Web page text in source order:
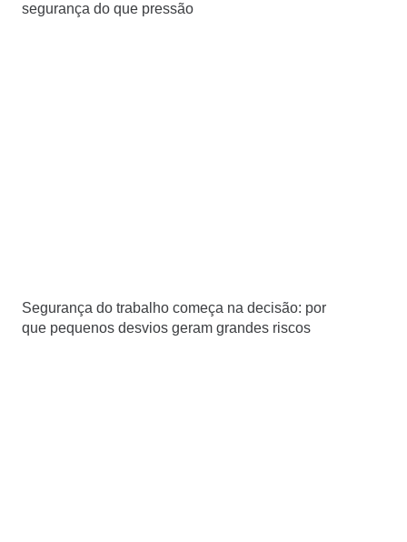
segurança do que pressão
Segurança do trabalho começa na decisão: por
que pequenos desvios geram grandes riscos